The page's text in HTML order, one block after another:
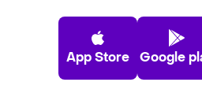
App Store Google